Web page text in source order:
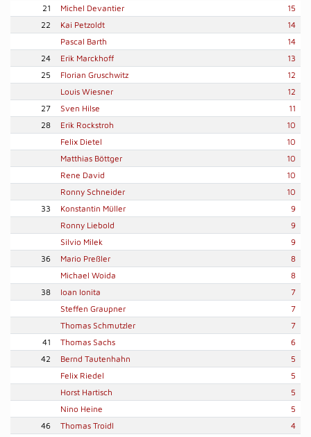
21
Michel Devantier
15
22
Kai Petzoldt
14
Pascal Barth
14
24
Erik Marckhoff
13
25
Florian Gruschwitz
12
Louis Wiesner
12
27
Sven Hilse
11
28
Erik Rockstroh
10
Felix Dietel
10
Matthias Böttger
10
Rene David
10
Ronny Schneider
10
33
Konstantin Müller
9
Ronny Liebold
9
Silvio Milek
9
36
Mario Preßler
8
Michael Woida
8
38
Ioan Ionita
7
Steffen Graupner
7
Thomas Schmutzler
7
41
Thomas Sachs
6
42
Bernd Tautenhahn
5
Felix Riedel
5
Horst Hartisch
5
Nino Heine
5
46
Thomas Troidl
4